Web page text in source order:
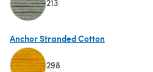
213
Anchor Stranded Cotton
298